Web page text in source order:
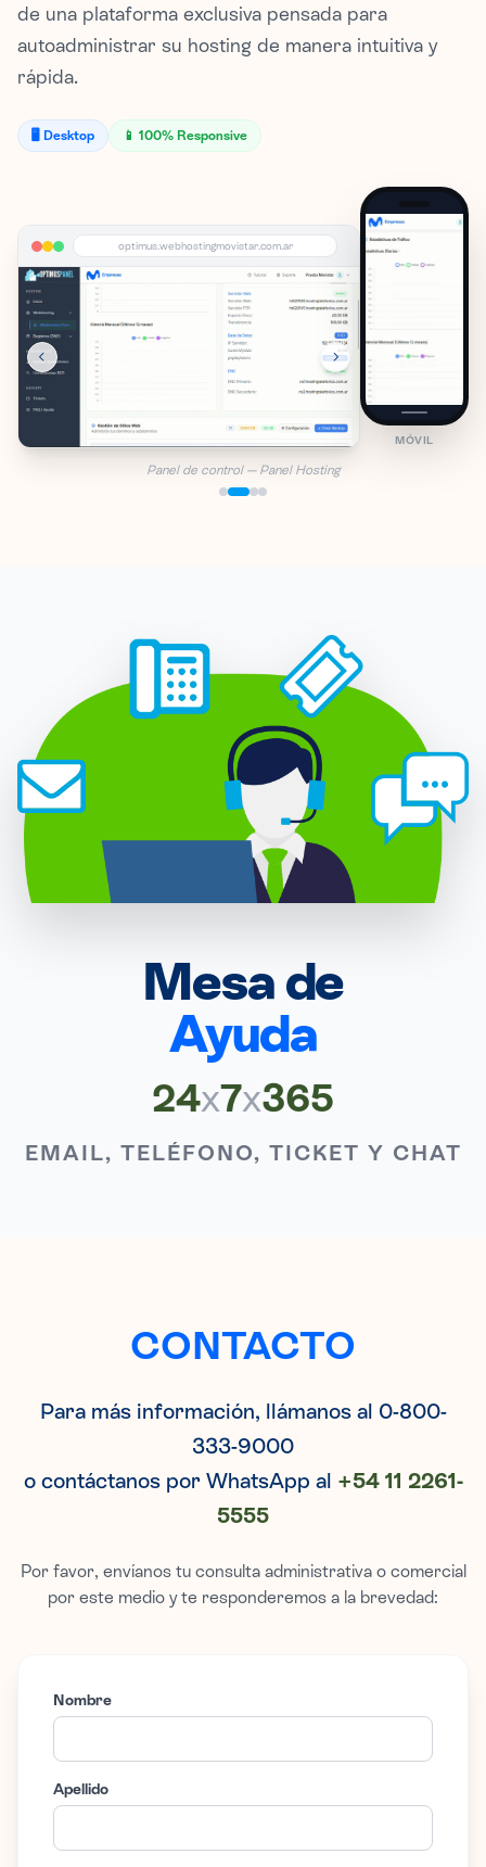
de una plataforma exclusiva pensada para
autoadministrar su hosting de manera intuitiva y
rápida.
🖥️ Desktop 📱 100% Responsive
optimus.webhostingmovistar.com.ar
MÓVIL
Panel de control — Control DNS
Mesa de
Ayuda
24x7x365
EMAIL, TELÉFONO, TICKET Y CHAT
CONTACTO
Para más información, llámanos al 0-800-
333-9000
o contáctanos por WhatsApp al +54 11 2261-
5555
Por favor, envíanos tu consulta administrativa o comercial
por este medio y te responderemos a la brevedad:
Nombre
Apellido